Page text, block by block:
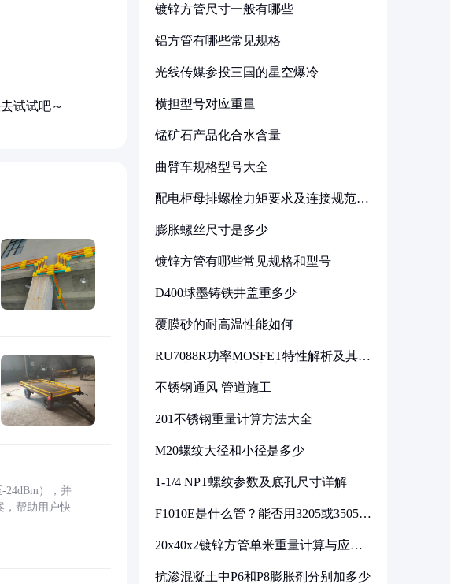
试试吧～
24dBm），并
，帮助用户快
镀锌方管尺寸一般有哪些
铝方管有哪些常见规格
光线传媒参投三国的星空爆冷
横担型号对应重量
锰矿石产品化合水含量
曲臂车规格型号大全
配电柜母排螺栓力矩要求及连接规范详
膨胀螺丝尺寸是多少
镀锌方管有哪些常见规格和型号
D400球墨铸铁井盖重多少
覆膜砂的耐高温性能如何
RU7088R功率MOSFET特性解析及其在
不锈钢通风 管道施工
201不锈钢重量计算方法大全
M20螺纹大径和小径是多少
1-1/4 NPT螺纹参数及底孔尺寸详解
F1010E是什么管？能否用3205或3505代
20x40x2镀锌方管单米重量计算与应用
抗渗混凝土中P6和P8膨胀剂分别加多少